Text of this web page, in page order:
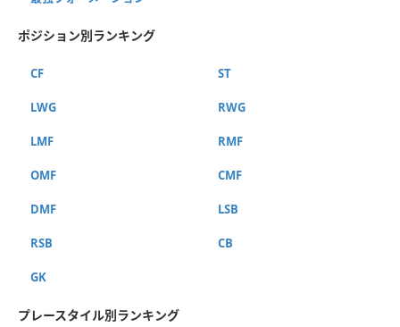
ポジション別ランキング
CF ST
LWG RWG
LMF RMF
OMF CMF
DMF LSB
RSB CB
GK
プレースタイル別ランキング